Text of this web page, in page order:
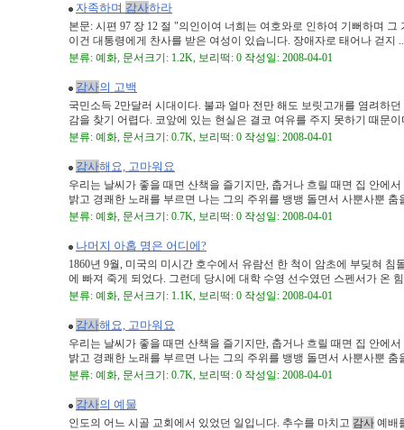
자족하며 감사하라
본문: 시편 97 장 12 절 "의인이여 너희는 여호와로 인하여 기뻐하며 그
이건 대통령에게 찬사를 받은 여성이 있습니다. 장애자로 태어나 걷지
분류: 예화, 문서크기: 1.2K, 보리떡: 0 작성일: 2008-04-01
감사의 고백
국민소득 2만달러 시대이다. 불과 얼마 전만 해도 보릿고개를 염려하
감을 찾기 어렵다. 코앞에 있는 현실은 결코 여유를 주지 못하기 때문이
분류: 예화, 문서크기: 0.7K, 보리떡: 0 작성일: 2008-04-01
감사해요, 고마워요
우리는 날씨가 좋을 때면 산책을 즐기지만, 춥거나 흐릴 때면 집 안에
밝고 경쾌한 노래를 부르면 나는 그의 주위를 뱅뱅 돌면서 사뿐사뿐 춤
분류: 예화, 문서크기: 0.7K, 보리떡: 0 작성일: 2008-04-01
나머지 아홉 명은 어디에?
1860년 9월, 미국의 미시간 호수에서 유람선 한 척이 암초에 부딪혀
에 빠져 죽게 되었다. 그런데 당시에 대학 수영 선수였던 스펜서가 온
분류: 예화, 문서크기: 1.1K, 보리떡: 0 작성일: 2008-04-01
감사해요, 고마워요
우리는 날씨가 좋을 때면 산책을 즐기지만, 춥거나 흐릴 때면 집 안에
밝고 경쾌한 노래를 부르면 나는 그의 주위를 뱅뱅 돌면서 사뿐사뿐 춤
분류: 예화, 문서크기: 0.7K, 보리떡: 0 작성일: 2008-04-01
감사의 예물
인도의 어느 시골 교회에서 있었던 일입니다. 추수를 마치고 감사 예배